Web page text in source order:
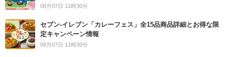
08月07日 11時30分
セブン‐イレブン「カレーフェス」全15品商品詳細とお得な限
定キャンペーン情報
08月07日 11時30分